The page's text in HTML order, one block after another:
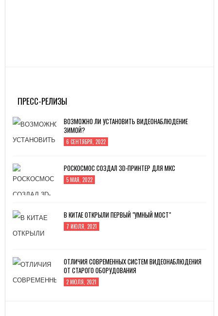
ПРЕСС-РЕЛИЗЫ
ВОЗМОЖНО ЛИ УСТАНОВИТЬ ВИДЕОНАБЛЮДЕНИЕ
ЗИМОЙ?
6 СЕНТЯБРЯ, 2022
РОСКОСМОС СОЗДАЛ 3D-ПРИНТЕР ДЛЯ МКС
5 МАЯ, 2022
В КИТАЕ ОТКРЫЛИ ПЕРВЫЙ "УМНЫЙ МОСТ"
7 ИЮЛЯ, 2021
ОТЛИЧИЯ СОВРЕМЕННЫХ СИСТЕМ ВИДЕОНАБЛЮДЕНИЯ
ОТ СТАРОГО ОБОРУДОВАНИЯ
2 ИЮЛЯ, 2021